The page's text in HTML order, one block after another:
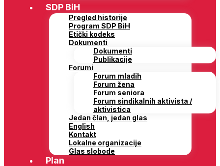
SDP BiH
Pregled historije
Program SDP BiH
Etički kodeks
Dokumenti
Dokumenti
Publikacije
Forumi
Forum mladih
Forum žena
Forum seniora
Forum sindikalnih aktivista /
aktivistica
Jedan član, jedan glas
English
Kontakt
Lokalne organizacije
Glas slobode
Plan